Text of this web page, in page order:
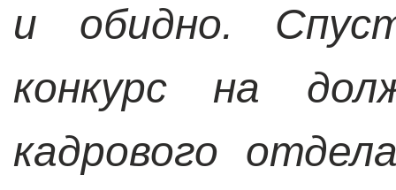
и обидно.
конкурс на
кадрового